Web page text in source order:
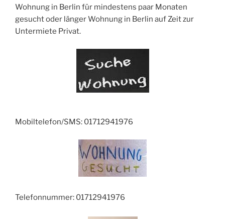
Wohnung in Berlin für mindestens paar Monaten
gesucht oder länger Wohnung in Berlin auf Zeit zur
Untermiete Privat.
Mobiltelefon/SMS: 01712941976
Telefonnummer: 01712941976